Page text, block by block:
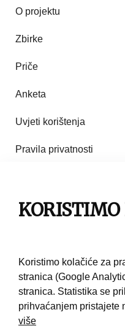
O projektu
Zbirke
Priče
Anketa
Uvjeti korištenja
Pravila privatnosti
Pravila korištenja
Koristimo kolačiće za
stranica (Google
stranica. Statistika se
prihvaćanjem pristajete
više